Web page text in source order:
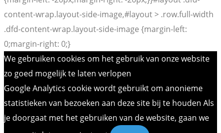
content-wrap.layout-side-image,#layout > .row.full-width
.dfd-content-wrap.layout-side-image {margin-left:
0;margin-right: 0;}
We gebruiken cookies om het gebruik van onze website
zo goed mogelijk te laten verlopen
Google Analytics cookie wordt gebruikt om anonieme
statistieken van bezoeken aan deze site bij te houden Als
je doorgaat met het gebruiken van de website, gaan we